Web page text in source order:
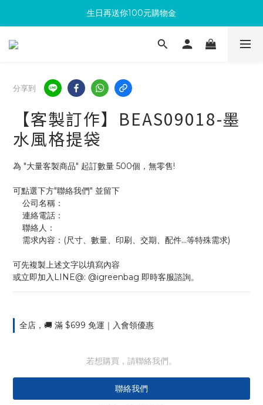
滿300回饋10%購物金
生日再送你100元購物金
加入成為新會員 馬上領取50元購物金
分享到
【客製訂作】BEAS09018-墨
水風格提袋
為 "大量客製商品" 起訂數量 500個，無零售!
可點選下方"聯絡我們" 並留下
    公司名稱：
    連絡電話：
    聯絡人：
    需求內容：(尺寸、數量、印刷、交期、配件...等特殊需求)
可先複製上述文字以填寫內容
或立即加入LINE@: @igreenbag 即時客服諮詢。
全店，🚚 滿 $699 免運｜入會領優惠
若想購買，請聯絡我們。
聯絡我們